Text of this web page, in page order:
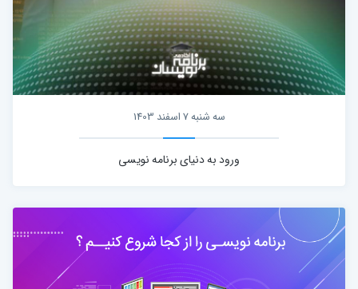
سه شنبه 7 اسفند 1403
ورود به دنیای برنامه نویسی